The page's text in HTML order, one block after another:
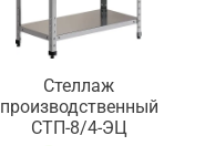
Стеллаж
производственный
СТП-8/4-ЭЦ